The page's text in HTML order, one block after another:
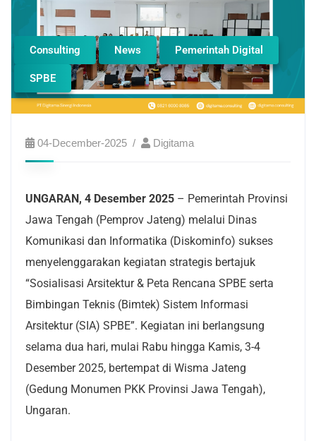
Consulting News Pemerintah Digital
SPBE
04-December-2025 Digitama
UNGARAN, 4 Desember 2025 – Pemerintah Provinsi
Jawa Tengah (Pemprov Jateng) melalui Dinas
Komunikasi dan Informatika (Diskominfo) sukses
menyelenggarakan kegiatan strategis bertajuk
“Sosialisasi Arsitektur & Peta Rencana SPBE serta
Bimbingan Teknis (Bimtek) Sistem Informasi
Arsitektur (SIA) SPBE”. Kegiatan ini berlangsung
selama dua hari, mulai Rabu hingga Kamis, 3-4
Desember 2025, bertempat di Wisma Jateng
(Gedung Monumen PKK Provinsi Jawa Tengah),
Ungaran.